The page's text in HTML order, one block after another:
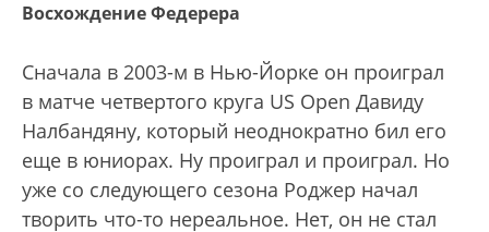
Восхождение Федерера
Сначала в 2003-м в Нью-Йорке он проиграл
в матче четвертого круга US Open Давиду
Налбандяну, который неоднократно бил его
еще в юниорах. Ну проиграл и проиграл. Но
уже со следующего сезона Роджер начал
творить что-то нереальное. Нет, он не стал